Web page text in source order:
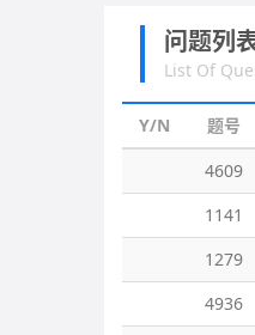
问题列
List Of
Y/N 题号
4609
1141
1279
4936